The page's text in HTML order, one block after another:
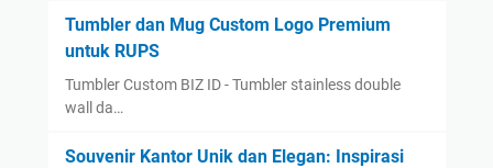
Tumbler dan Mug Custom Logo Premium
untuk RUPS
Tumbler Custom BIZ ID - Tumbler stainless double
wall da…
Souvenir Kantor Unik dan Elegan: Inspirasi